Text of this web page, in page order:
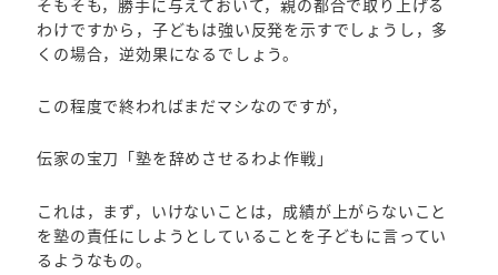
わけですから，子どもは強い反発を示すでしょうし，多
くの場合，逆効果になるでしょう。
この程度で終わればまだマシなのですが，
伝家の宝刀「塾を辞めさせるわよ作戦」
これは，まず，いけないことは，成績が上がらないこと
を塾の責任にしようとしていることを子どもに言ってい
るようなもの。